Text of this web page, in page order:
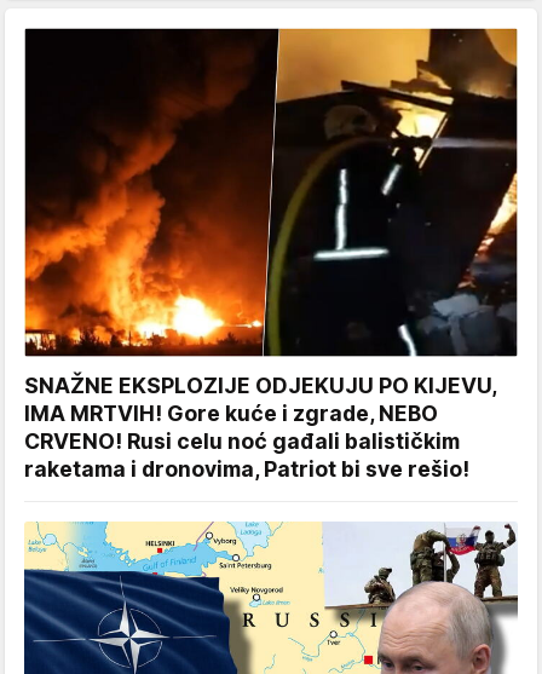
SNAŽNE EKSPLOZIJE ODJEKUJU PO KIJEVU,
IMA MRTVIH! Gore kuće i zgrade, NEBO
CRVENO! Rusi celu noć gađali balističkim
raketama i dronovima, Patriot bi sve rešio!